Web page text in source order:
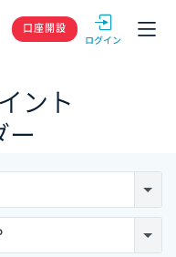
GMOクリック
口座開設
ント
ー